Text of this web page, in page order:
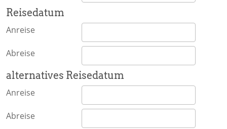
Reisedatum
Anreise
Abreise
alternatives Reisedatum
Anreise
Abreise